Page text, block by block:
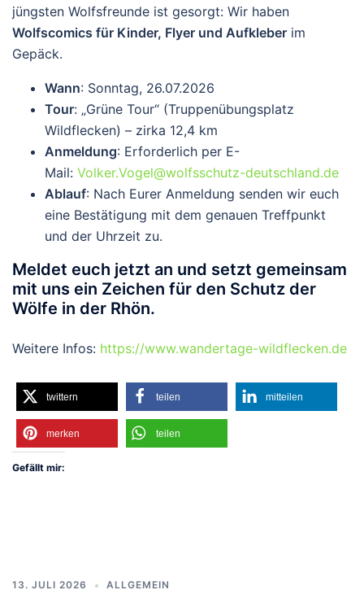
jüngsten Wolfsfreunde ist gesorgt: Wir haben
Wolfscomics für Kinder, Flyer und Aufkleber im
Gepäck.
Wann: Sonntag, 26.07.2026
Tour: „Grüne Tour“ (Truppenübungsplatz
Wildflecken) – zirka 12,4 km
Anmeldung: Erforderlich per E-
Mail: Volker.Vogel@wolfsschutz-deutschland.de
Ablauf: Nach Eurer Anmeldung senden wir euch
eine Bestätigung mit dem genauen Treffpunkt
und der Uhrzeit zu.
Meldet euch jetzt an und setzt gemeinsam
mit uns ein Zeichen für den Schutz der
Wölfe in der Rhön.
Weitere Infos: https://www.wandertage-wildflecken.de
twittern teilen mitteilen
merken teilen
Gefällt mir:
13. JULI 2026 ALLGEMEIN